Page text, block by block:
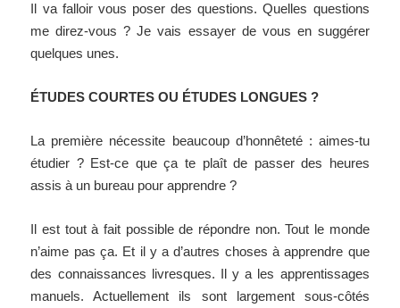
Il va falloir vous poser des questions. Quelles questions
me direz-vous ? Je vais essayer de vous en suggérer
quelques unes.
ÉTUDES COURTES OU ÉTUDES LONGUES ?
La première nécessite beaucoup d’honnêteté : aimes-tu
étudier ? Est-ce que ça te plaît de passer des heures
assis à un bureau pour apprendre ?
Il est tout à fait possible de répondre non. Tout le monde
n’aime pas ça. Et il y a d’autres choses à apprendre que
des connaissances livresques. Il y a les apprentissages
manuels. Actuellement ils sont largement sous-côtés